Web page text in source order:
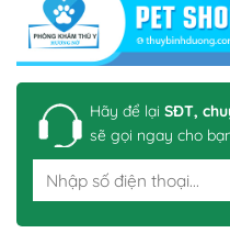
Hãy để lại SĐT,
sẽ gọi ngay cho